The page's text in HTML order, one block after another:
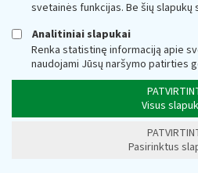
svetainės funkcijas. Be šių
Analitiniai slapukai
Renka statistinę informaciją apie
naudojami Jūsų naršymo patirties
Visus
Pasirinktus